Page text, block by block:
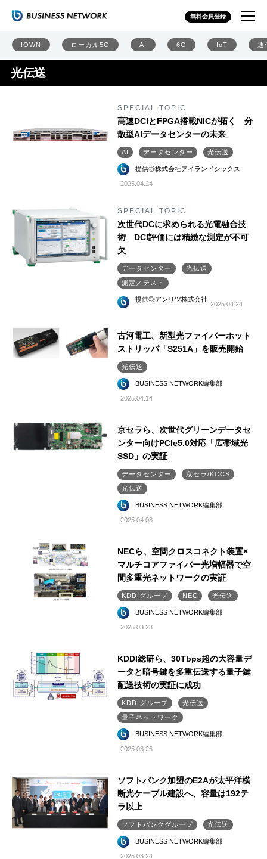
無料会員登録
IOWN ローカル5G AI 6G IoT 通
光伝送
SPECIAL TOPIC
高速DCIとFPGA搭載NICが拓く 分
散型AIデータセンターの未来
AI データセンター 光伝送
提供◎株式会社アイランドシックス
2025.04.24
SPECIAL TOPIC
次世代DCに求められる光電融合技
術 DCI評価には精緻な測定が不可
欠
データセンター
光伝送
測定／テスト
提供◎アンリツ株式会社
2025.04.24
古河電工、新型光ファイバーホット
ストリッパ「S251A」を販売開始
光伝送
BUSINESS NETWORK編集部
2025.04.14
京セラら、次世代グリーンデータセ
ンター向けPCIe5.0対応「広帯域光
SSD」の実証
データセンター
京セラ/KCCS
光伝送
BUSINESS NETWORK編集部
2025.04.08
NECら、空間クロスコネクト装置×
マルチコアファイバー光増幅器で空
間多重光ネットワークの実証
KDDIグループ NEC 光伝送
BUSINESS NETWORK編集部
2025.03.28
KDDI総研ら、30Tbps超の大容量デ
ータと暗号鍵を多重伝送する量子鍵
配送技術の実証に成功
KDDIグループ
光伝送
量子ネットワーク
BUSINESS NETWORK編集部
2025.03.26
ソフトバンク加盟のE2Aが太平洋横
断光ケーブル建設へ、容量は192テ
ラ以上
ソフトバンクグループ 光伝送
BUSINESS NETWORK編集部
2025.03.24